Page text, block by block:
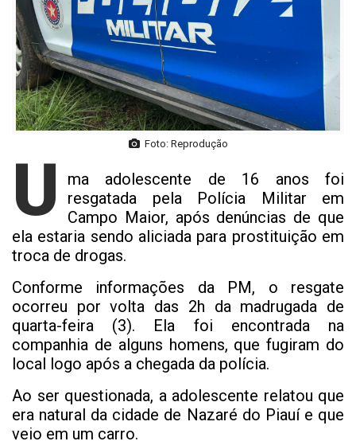
Foto: Reprodução
U
ma adolescente de 16 anos foi
resgatada pela Polícia Militar em
Campo Maior, após denúncias de que
ela estaria sendo aliciada para prostituição em
troca de drogas.
Conforme informações da PM, o resgate
ocorreu por volta das 2h da madrugada de
quarta-feira (3). Ela foi encontrada na
companhia de alguns homens, que fugiram do
local logo após a chegada da polícia.
Ao ser questionada, a adolescente relatou que
era natural da cidade de Nazaré do Piauí e que
veio em um carro.